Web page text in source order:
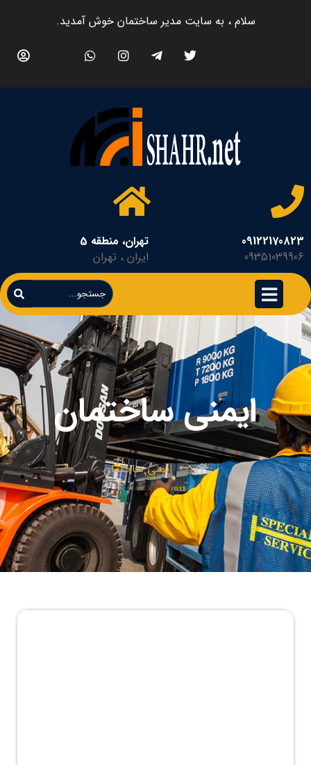
سلام ، به سایت مدیر ساختمان خوش آمدید.
09122170823
09351039906
تهران، منطقه 5
ایران ، تهران
ایمنی ساختمان
ایمنی ساختمان